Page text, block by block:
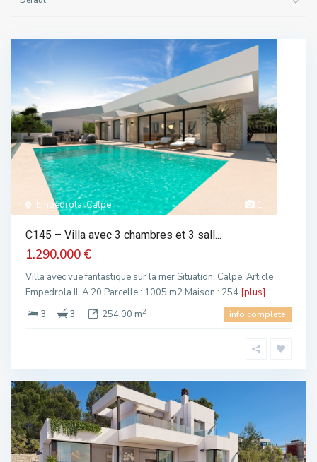
1
Empedrola, Calpe
C145 – Villa avec 3 chambres et 3 sall...
1.290.000 €
Villa avec vue fantastique sur la mer Situation: Calpe. Article
Empedrola II ,A 20 Parcelle : 1005 m2 Maison : 254 [plus]
3
3 254.00 m2 info complète